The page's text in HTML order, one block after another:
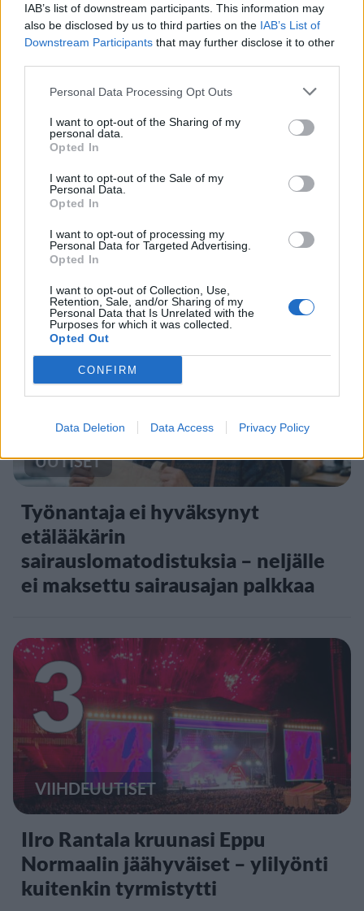
IAB’s list of downstream participants. This information may
also be disclosed by us to third parties on the IAB’s List of
Downstream Participants that may further disclose it to other
Personal Data Processing Opt Outs
I want to opt-out of the Sharing of my
personal data.
Opted In
I want to opt-out of the Sale of my
Personal Data.
Opted In
I want to opt-out of processing my
Personal Data for Targeted Advertising.
Opted In
I want to opt-out of Collection, Use,
Retention, Sale, and/or Sharing of my
Personal Data that Is Unrelated with the
Purposes for which it was collected.
Opted Out
CONFIRM
Data Deletion Data Access Privacy Policy
1
VIIHDEUUTISET
Alexander Stubb ja Aleksander
Barkov juhlivat Eppu Normaalia –
yksityiskohta herätti huomiota
2
UUTISET
Työnantaja ei hyväksynyt
etälääkärin
sairauslomatodistuksia – neljälle
ei maksettu sairausajan palkkaa
3
VIIHDEUUTISET
IIro Rantala kruunasi Eppu
Normaalin jäähyväiset – ylilyönti
kuitenkin tyrmistytti